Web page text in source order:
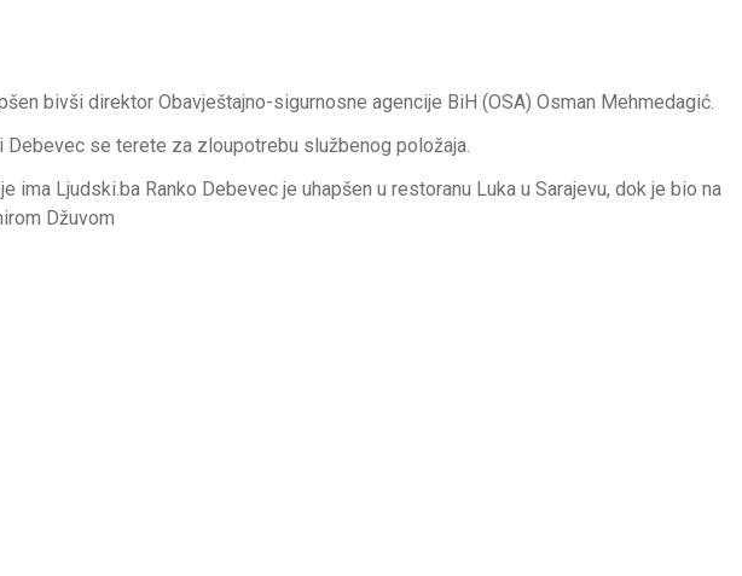
bivši direktor Obavještajno-sigurnosne agencije BiH (OSA) Osman Mehmedagić.
se terete za zloupotrebu službenog položaja.
ima Ljudski.ba Ranko Debevec je uhapšen u restoranu Luka u Sarajevu, dok je bio na
Džuvom